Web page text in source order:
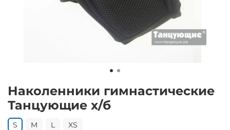
Наколенники гимнастические
Танцующие х/б
S M L XS